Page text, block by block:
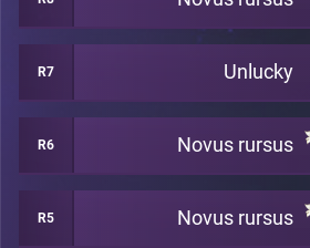
R7 Unlucky
R6 Novus rursus
R5 Novus rursus